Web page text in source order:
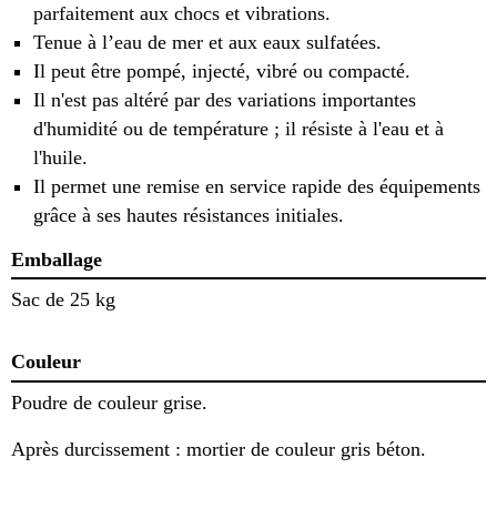
parfaitement aux chocs et vibrations.
Tenue à l’eau de mer et aux eaux sulfatées.
Il peut être pompé, injecté, vibré ou compacté.
Il n'est pas altéré par des variations importantes
d'humidité ou de température ; il résiste à l'eau et à
l'huile.
Il permet une remise en service rapide des équipements
grâce à ses hautes résistances initiales.
Emballage
Sac de 25 kg
Couleur
Poudre de couleur grise.
Après durcissement : mortier de couleur gris béton.